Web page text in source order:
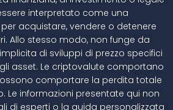
interpretato come una
acquistare, vendere o detenere
Allo stesso modo, non funge da
di sviluppi di prezzo specifici
asset. Le criptovalute comportano
comportare la perdita totale
Le informazioni presentate qui non
di esperti o la guida personalizzata